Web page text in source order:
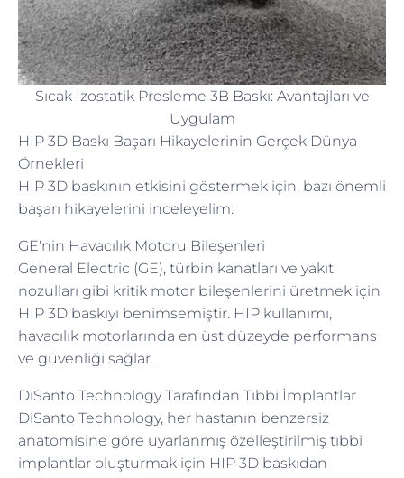
Sıcak İzostatik Presleme 3B Baskı: Avantajları ve
Uygulam
HIP 3D Baskı Başarı Hikayelerinin Gerçek Dünya
Örnekleri
HIP 3D baskının etkisini göstermek için, bazı önemli
başarı hikayelerini inceleyelim:
GE'nin Havacılık Motoru Bileşenleri
General Electric (GE), türbin kanatları ve yakıt
nozulları gibi kritik motor bileşenlerini üretmek için
HIP 3D baskıyı benimsemiştir. HIP kullanımı,
havacılık motorlarında en üst düzeyde performans
ve güvenliği sağlar.
DiSanto Technology Tarafından Tıbbi İmplantlar
DiSanto Technology, her hastanın benzersiz
anatomisine göre uyarlanmış özelleştirilmiş tıbbi
implantlar oluşturmak için HIP 3D baskıdan